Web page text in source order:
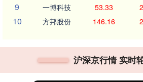
9 一博科技 53.33
10 方邦股份 146.16
沪深京行情 实时